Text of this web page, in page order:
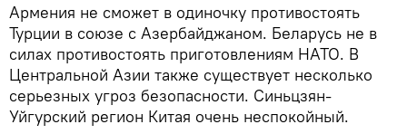
Армения не сможет в одиночку противостоять
Турции в союзе с Азербайджаном. Беларусь не в
силах противостоять приготовлениям НАТО. В
Центральной Азии также существует несколько
серьезных угроз безопасности. Синьцзян-
Уйгурский регион Китая очень неспокойный.